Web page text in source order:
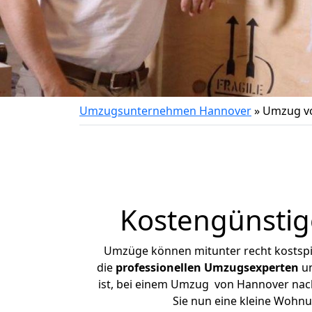
Umzugsunternehmen Hannover» Umzug
Umzüge können mitunter recht
die professionellen Umzugsexperten
ist, bei einem Umzug von Hannover
Sie nun eine kleine